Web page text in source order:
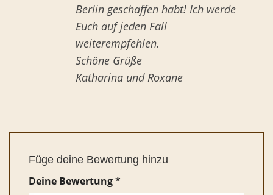
Berlin geschaffen habt! Ich werde
Euch auf jeden Fall
weiterempfehlen.
Schöne Grüße
Katharina und Roxane
Füge deine Bewertung hinzu
Deine Bewertung*